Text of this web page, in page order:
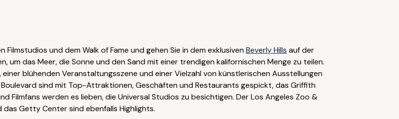
Filmstudios und dem Walk of Fame und gehen Sie in dem exklusivenBeverly Hills auf der
um das Meer, die Sonne und den Sand mit einer trendigen kalifornischen Menge zu teilen.
blühenden Veranstaltungsszene und einer Vielzahl von künstlerischen Ausstellungen
Boulevard sind mit Top-Attraktionen, Geschäften und Restaurants gespickt, das Griffith
Filmfans werden es lieben, die Universal Studios zu besichtigen. Der Los Angeles Zoo &
Getty Center sind ebenfalls Highlights.